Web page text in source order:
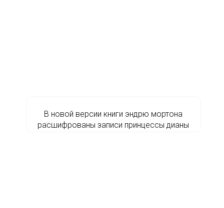
В новой версии книги эндрю мортона
расшифрованы записи принцессы дианы